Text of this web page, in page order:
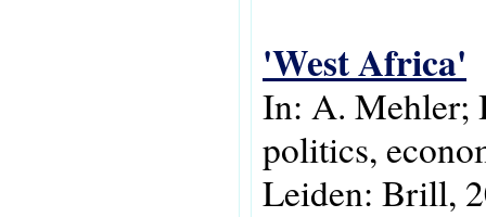
'West Africa'
In: A. Mehler;
politics,
Leiden: Brill,